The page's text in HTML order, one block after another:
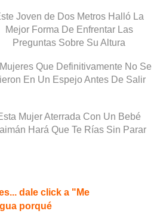
Joven de Dos Metros Halló La
Mejor Forma De Enfrentar Las
Preguntas Sobre Su Altura
Que Definitivamente No Se
En Un Espejo Antes De Salir
Mujer Aterrada Con Un Bebé
Hará Que Te Rías Sin Parar
dale click a "Me
porqué